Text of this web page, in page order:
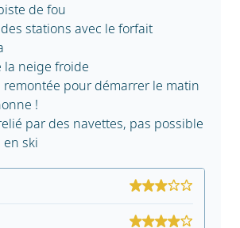
de fou
stations avec le forfait
la neige froide
remontée pour démarrer le matin
!
par des navettes, pas possible
ski